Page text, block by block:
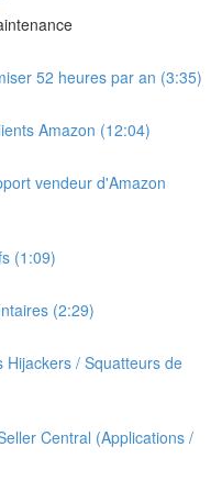
52 heures par an (3:35)
Amazon (12:04)
vendeur d'Amazon
(1:09)
(2:29)
/ Squatteurs de
Central (Applications /